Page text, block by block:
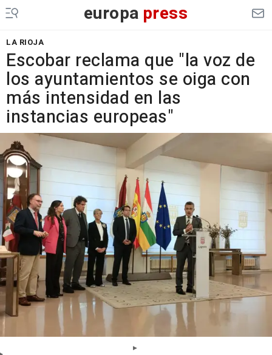
europa press
LA RIOJA
Escobar reclama que "la voz de
los ayuntamientos se oiga con
más intensidad en las
instancias europeas"